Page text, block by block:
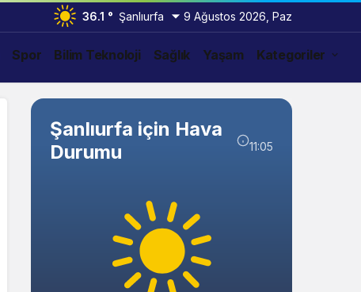
36.1 ° Şanlıurfa 9 Ağustos 2026, Paz
Spor Bilim Teknoloji Sağlık Yaşam Kategoriler
Şanlıurfa için Hava
Durumu
11:05